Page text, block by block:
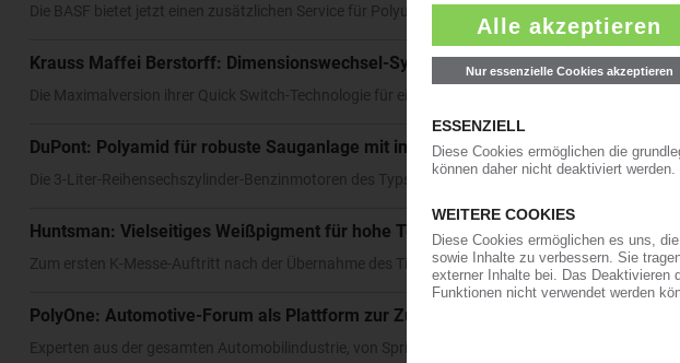
Die BASF bietet jetzt einen zusätzlichen Service für Polyurethansysteme im Automobilinnenraum
Krauss Maffei Berstorff: Dimensionswechsel-System jetzt bis 500 mm
Die Maximalversion ihrer Quick Switch-Technologie für einen effizienten Dimensionswechsel bei
DuPont: Polyamid für robuste Sauganlage mit integriertem indirektem
Die 3-Liter-Reihensechszylinder-Benzinmotoren des Typs B58 von BMW erhalten ihre
Huntsman: Vielseitiges Weißpigment für hohe Temperaturen
Zum ersten K-Messe-Auftritt nach der Übernahme des Titandioxid-Herstellers Rockwood,
PolyOne: Automotive-Forum als Plattform zur Zusammenarbeit
Experten aus der gesamten Automobilindustrie, von Spritzgießern bis zu Erstausrüstern, kamen